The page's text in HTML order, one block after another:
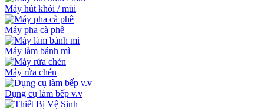
Máy hút khói / mùi
Máy pha cà phê
Máy làm bánh mì
Máy rửa chén
Dụng cụ làm bếp v.v